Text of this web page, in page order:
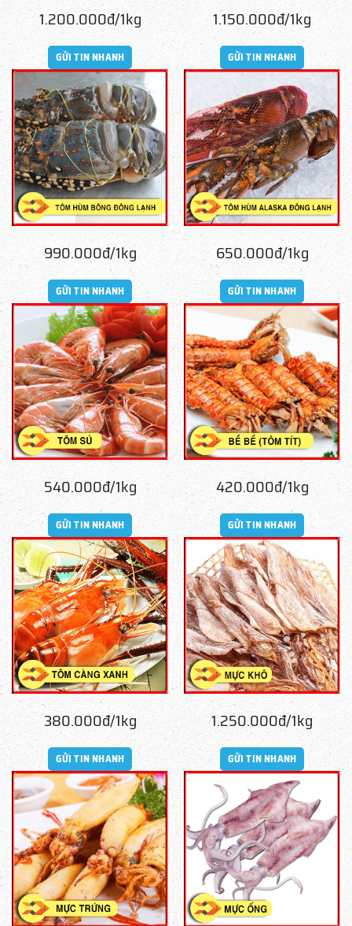
1.200.000đ/1kg
GỬI TIN NHANH
1.150.000đ/1kg
GỬI TIN NHANH
990.000đ/1kg
GỬI TIN NHANH
650.000đ/1kg
GỬI TIN NHANH
540.000đ/1kg
GỬI TIN NHANH
420.000đ/1kg
GỬI TIN NHANH
380.000đ/1kg
GỬI TIN NHANH
1.250.000đ/1kg
GỬI TIN NHANH